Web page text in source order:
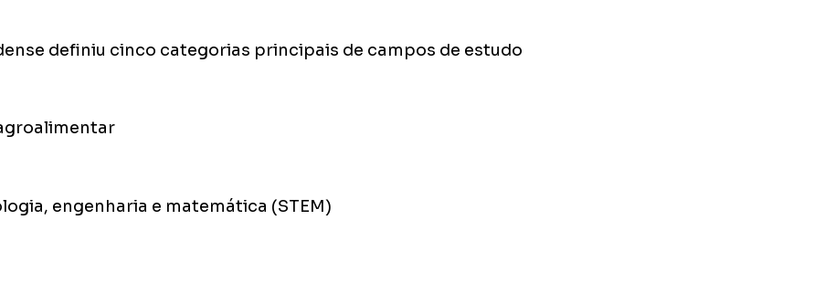
definiu cinco categorias principais de campos de estudo
engenharia e matemática (STEM)